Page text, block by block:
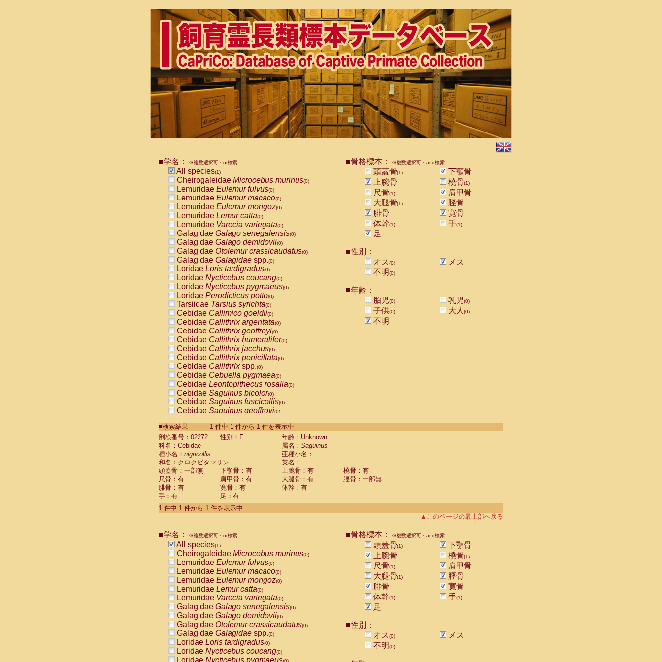
■学名： ※複数選択可・or検索
All species(1)
Cheirogaleidae Microcebus murinus(0)
Lemuridae Eulemur fulvus(0)
Lemuridae Eulemur macaco(0)
Lemuridae Eulemur mongoz(0)
Lemuridae Lemur catta(0)
Lemuridae Varecia variegata(0)
Galagidae Galago senegalensis(0)
Galagidae Galago demidovii(0)
Galagidae Otolemur crassicaudatus(0)
Galagidae Galagidae spp.(0)
Loridae Loris tardigradus(0)
Loridae Nycticebus coucang(0)
Loridae Nycticebus pygmaeus(0)
Loridae Perodicticus potto(0)
Tarsiidae Tarsius syrichta(0)
Cebidae Callimico goeldii(0)
Cebidae Callithrix argentata(0)
Cebidae Callithrix geoffroyi(0)
Cebidae Callithrix humeralifer(0)
Cebidae Callithrix jacchus(0)
Cebidae Callithrix penicillata(0)
Cebidae Callithrixspp.(0)
Cebidae Cebuella pygmaea(0)
Cebidae Leontopithecus rosalia(0)
Cebidae Saguinus bicolor(0)
Cebidae Saguinus fuscicollis(0)
Cebidae Saguinus geoffroyi(0)
CebidaeSaguinus labiatus(0)
Cebidae Saguinus leucopus (0)
Cebidae
CebidaeSaguinus mystax
CebidaeSaguinus nigricollis (1)
Cebidae Saguinus oedipus
Cebidae Saguinus weddelli
Cebidae Saguinusspp.
Cebidae Aotus trivirgatus
Cebidae Cebus albifrons
CebidaeCebus nigrivittatus
CebidaeCebus
CebidaeSaimiri boliviensis(0)
CebidaeSaimiri sciureus(0)
AtelidaeAlouatta caraya(0)
AtelidaeAlouatta fusca(0)
AtelidaeAlouatta seniculus
AtelidaeAlouattaspp.(0)
AtelidaeAteles belzebuth(0)
AtelidaeAteles geoffroyi(0)
AtelidaeAteles paniscus(0)
AtelidaeAtelesspp.(0)
Atelidae Lagothrix lagothricha
AtelidaeLagothrix lagothricha cana
PitheciidaeCacajao calvus rubicundus
■骨格標本： ※複数選択可・and検索
頭蓋骨(1)
下顎骨
上腕骨
橈骨(1)
尺骨(1)
肩甲骨
大腿骨(1)
脛骨
腓骨
寛骨
体幹(1) 手(1)
足
■性別：
オス(0)
メス
不明(0)
■年齢：
胎児(0) 乳児(0)
子供(0) 大人 (0)
不明
■検索結果-----------1 件中 1 件から 1 件を表示中
剖検番号：02272
性別：F
年齢：Unknown
科名：Cebidae
属名： Saguinus
種小名： nigricollis
亜種小名：
和名：クロクビタマリン
英名：
頭蓋骨：一部無
下顎骨：有 上腕骨：有
橈骨：有
尺骨：有
肩甲骨：有 大腿骨：有
脛骨：一部無
腓骨：有
寛骨：有
体幹：有
手：有
足：有
1 件中 1 件から 1 件を表示中
▲このページの最上部へ戻る
■学名： ※複数選択可・or検索
All species(1)
Cheirogaleidae Microcebus murinus(0)
Lemuridae Eulemur fulvus(0)
Lemuridae Eulemur macaco(0)
Lemuridae Eulemur mongoz(0)
Lemuridae Lemur catta(0)
Lemuridae Varecia variegata(0)
Galagidae Galago senegalensis(0)
Galagidae Galago demidovii(0)
Galagidae Otolemur crassicaudatus(0)
Galagidae Galagidae spp.(0)
Loridae Loris tardigradus(0)
Loridae Nycticebus coucang(0)
Loridae Nycticebus pygmaeus(0)
■骨格標本： ※複数選択可・and検索
頭蓋骨(1)
下顎骨
上腕骨
橈骨(1)
尺骨(1)
肩甲骨
大腿骨(1)
脛骨
腓骨
寛骨
体幹(1) 手(1)
足
■性別：
オス(0)
メス
不明(0)